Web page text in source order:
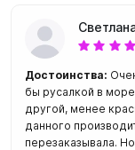
Достоинства:
бы русалкой в
другой, менее
данного
перезаказывала.